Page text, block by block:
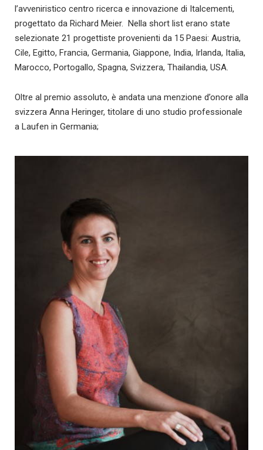
l’avveniristico centro ricerca e innovazione di Italcementi,
progettato da Richard Meier. Nella short list erano state
selezionate 21 progettiste provenienti da 15 Paesi: Austria,
Cile, Egitto, Francia, Germania, Giappone, India, Irlanda, Italia,
Marocco, Portogallo, Spagna, Svizzera, Thailandia, USA.
Oltre al premio assoluto, è andata una menzione d’onore alla
svizzera Anna Heringer, titolare di uno studio professionale
a Laufen in Germania;